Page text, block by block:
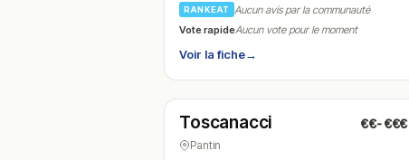
RANKEAT
Aucun avis par la communauté
Vote rapideAucun vote pour le moment
Voir la fiche→
N° 12
Fermé(10:30 – 23:00)
Toscanacci €€-€€€
Pantin